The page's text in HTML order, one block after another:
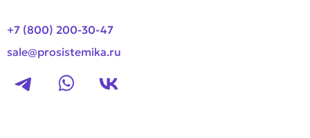
+7 (800) 200-30-47
sale@prosistemika.ru